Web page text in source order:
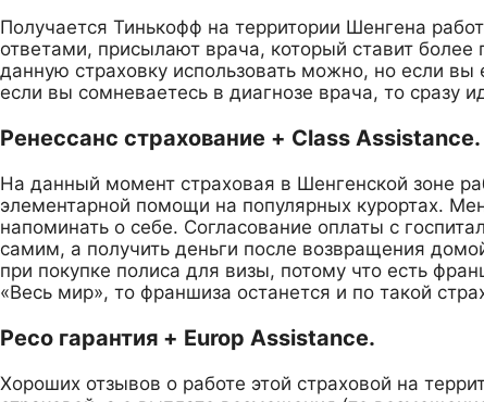
Получается Тинькофф на территории Шенгена
ответами, присылают врача, который ставит
данную страховку использовать можно, но если
если вы сомневаетесь в диагнозе врача, то сразу
Ренессанс страхование + Class Assistance.
На данный момент страховая в Шенгенской зоне
элементарной помощи на популярных курортах.
напоминать о себе. Согласование оплаты с
самим, а получить деньги после возвращения
при покупке полиса для визы, потому что есть
«Весь мир», то франшиза останется и по такой
Ресо гарантия + Europ Assistance.
Хороших отзывов о работе этой страховой на